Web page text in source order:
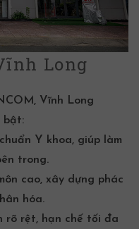
Long
Vĩnh Long
bật:
Y khoa, giúp làm
trong.
cao, xây dựng phác
hóa.
rõ rệt, hạn chế tối đa